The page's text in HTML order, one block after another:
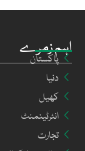
اہم زمرے
پاکستان
دنیا
کھیل
انٹرٹینمنٹ
تجارت